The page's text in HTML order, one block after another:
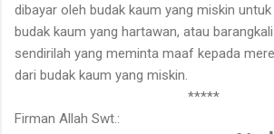
dibayar oleh budak kaum yang miskin
budak kaum yang hartawan, atau barangkali
sendirilah yang meminta maaf kepada
dari budak kaum yang miskin.
*****
Firman Allah Swt.: